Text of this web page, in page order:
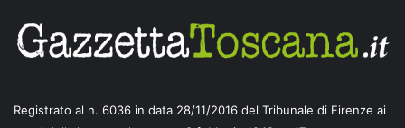
Registrato al n. 6036 in data 28/11/2016 del Tribunale di Firenze ai